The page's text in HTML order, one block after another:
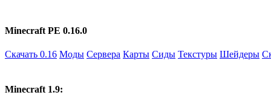
Minecraft PE 0.16.0
Скачать 0.16 Моды Сервера Карты Сиды Текстуры Шейдеры
Minecraft 1.9: